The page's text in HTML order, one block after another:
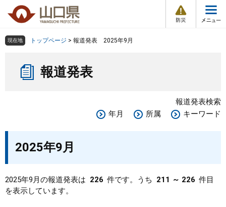
の
ー
メ
組織で探す
Other Languages
くらし・環境
教育・文化・スポーツ
現在地 トップページ > 報道発表 2025年9月
報道発表
報道発表検索
年月
所属 キーワード
2025年9月
2025年9月の報道発表は 226 件です。うち 211 ～ 226 件目
を表示しています。